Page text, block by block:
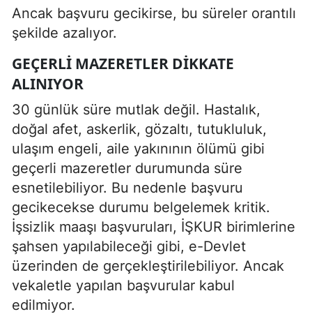
Ancak başvuru gecikirse, bu süreler orantılı
şekilde azalıyor.
GEÇERLI MAZERETLER DIKKATE
ALINIYOR
30 günlük süre mutlak değil. Hastalık,
doğal afet, askerlik, gözaltı, tutukluluk,
ulaşım engeli, aile yakınının ölümü gibi
geçerli mazeretler durumunda süre
esnetilebiliyor. Bu nedenle başvuru
gecikecekse durumu belgelemek kritik.
İşsizlik maaşı başvuruları, İŞKUR birimlerine
şahsen yapılabileceği gibi, e-Devlet
üzerinden de gerçekleştirilebiliyor. Ancak
vekaletle yapılan başvurular kabul
edilmiyor.